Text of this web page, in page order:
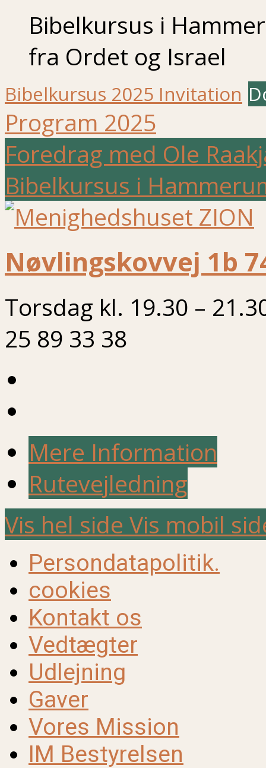
Bibelkursus i
fra Ordet og Israel
Bibelkursus 2025 Invitation
Program 2025
Foredrag med Ole
Bibelkursus i
Nøvlingskovvej 1b
Torsdag kl. 19.30 –
25 89 33 38
Mere Information
Rutevejledning
Vis hel side Vis mobil
Persondatapolitik.
cookies
Kontakt os
Vedtægter
Udlejning
Gaver
Vores Mission
IM Bestyrelsen